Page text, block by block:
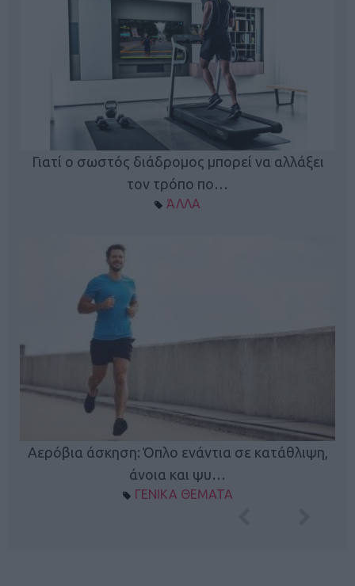
Γιατί ο σωστός διάδρομος μπορεί να αλλάξει
τον τρόπο πο…
ΆΛΛΑ
Αερόβια άσκηση: Όπλο ενάντια σε κατάθλιψη,
άνοια και ψυ…
ΓΕΝΙΚΑ ΘΕΜΑΤΑ